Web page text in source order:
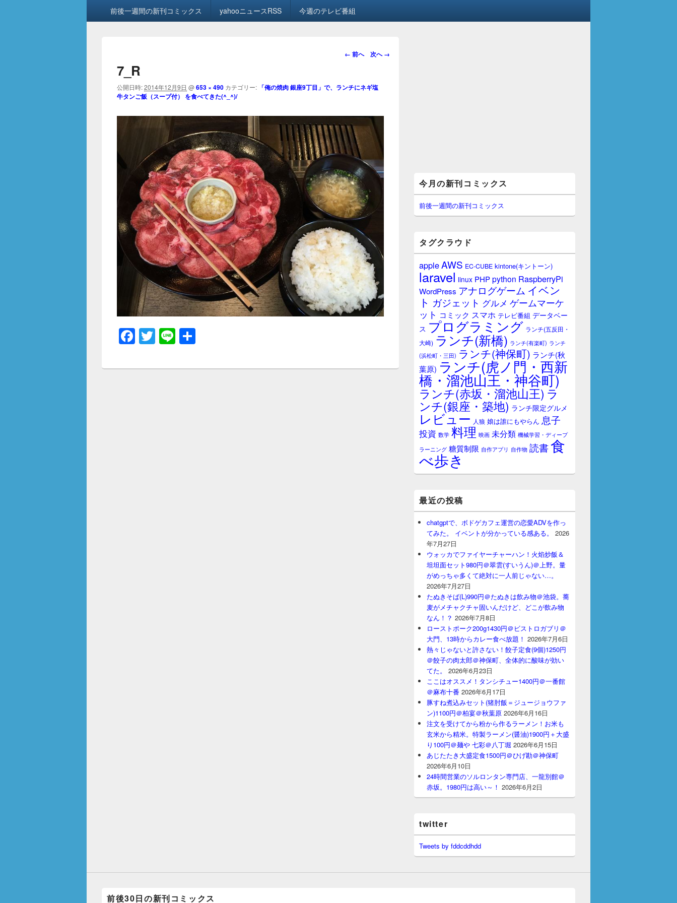
前後一週間の新刊コミックス yahooニュースRSS 今週のテレビ番組
画
ビ
シ
ョ
ン
← 前へ 次へ →
7_R
公開日時:2014年12月9日 @653 × 490 カテゴリー: 「俺の焼肉 銀座9丁目」で、ランチにネギ塩
牛タンご飯（スープ付） を食べてきた(^_^)/
F
a
c
T
wi
tt
Li
n
e
イ
ン
サ
イ
ー
ジ
ッ
ト
今月の新刊コミックス
前後一週間の新刊コミックス
タグクラウド
appleAWS EC-CUBE kintone(キントーン)
laravel linux PHPpython RaspberryPi
WordPress アナログゲーム イベン
ト ガジェット グルメ ゲームマーケ
ット コミック スマホ テレビ番組 データベー
ス プログラミング ランチ(五反田・
大崎) ランチ(新橋) ランチ(有楽町) ランチ
(浜松町・三田) ランチ(神保町) ランチ(秋
葉原) ランチ(虎ノ門・西新
橋・溜池山王・神谷町)
ランチ(赤坂・溜池山王) ラ
ンチ(銀座・築地) ランチ限定グルメ
レビュー 人狼 娘は誰にもやらん 息子
投資 数学 料理 映画 未分類 機械学習・ディープ
ラーニング 糖質制限 自作アプリ 自作物 読書食
べ歩き
最近の投稿
chatgptで、ボドゲカフェ運営の恋愛ADVを作っ
てみた。 イベントが分かっている感ある。
2026
年7月27日
ウォッカでファイヤーチャーハン！火焰炒飯＆
坦坦面セット980円＠翠雲(すいうん)＠上野。量
がめっちゃ多くて絶対に一人前じゃない…。
2026年7月27日
たぬきそば(L)990円＠たぬきは飲み物＠池袋。蕎
麦がメチャクチャ固いんだけど、どこが飲み物
なん！？ 2026年7月8日
ローストポーク200g1430円＠ビストロガブリ＠
大門、13時からカレー食べ放題！ 2026年7月6日
熱々じゃないと許さない！餃子定食(9個)1250円
＠餃子の肉太郎＠神保町、全体的に酸味が効い
てた。
2026年6月23日
ここはオススメ！タンシチュー1400円＠一番館
＠麻布十番 2026年6月17日
豚すね煮込みセット(猪肘飯＝ジュージョウファ
ン)1100円＠柏宴＠秋葉原 2026年6月16日
注文を受けてから粉から作るラーメン！お米も
玄米から精米。特製ラーメン(醤油)1900円＋大盛
り100円＠麺や 七彩＠八丁堀 2026年6月15日
あじたたき大盛定食1500円＠ひげ勘＠神保町
2026年6月10日
24時間営業のソルロンタン専門店、一龍別館＠
赤坂。1980円は高い～！ 2026年6月2日
twitter
Tweets by fddcddhdd
前後30日の新刊コミックス